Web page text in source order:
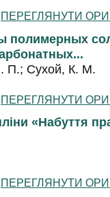
ПЕРЕГЛЯНУТИ
полимерных
П.; Сухой, К. М.
ПЕРЕГЛЯНУТИ
«Набуття
ПЕРЕГЛЯНУТИ